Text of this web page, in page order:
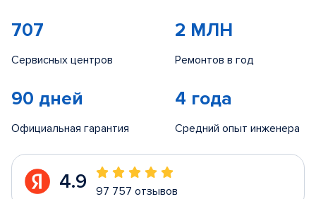
707
Сервисных центров
2 МЛН
Ремонтов в год
90 дней
Официальная гарантия
4 года
Средний опыт инженера
4.9 97 757 отзывов